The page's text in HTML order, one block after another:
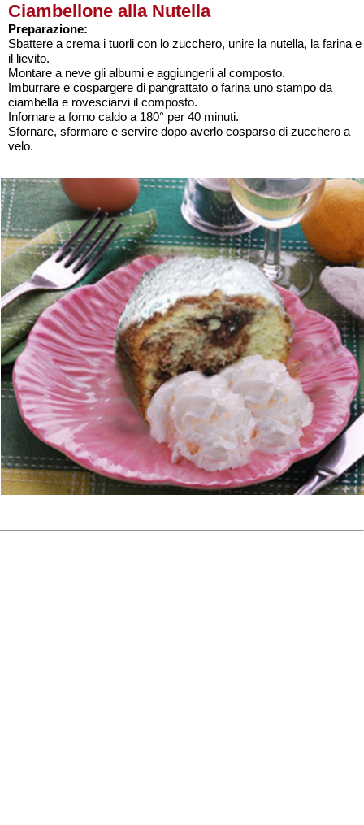
Ciambellone alla Nutella
Preparazione:
Sbattere a crema i tuorli con lo zucchero, unire la nutella, la farina e
il lievito.
Montare a neve gli albumi e aggiungerli al composto.
Imburrare e cospargere di pangrattato o farina uno stampo da
ciambella e rovesciarvi il composto.
Infornare a forno caldo a 180° per 40 minuti.
Sfornare, sformare e servire dopo averlo cosparso di zucchero a
velo.